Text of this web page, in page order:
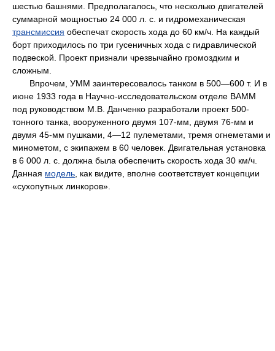
шестью башнями. Предполагалось, что несколько двигателей
суммарной мощностью 24 000 л. с. и гидромеханическая
трансмиссия обеспечат скорость хода до 60 км/ч. На каждый
борт приходилось по три гусеничных хода с гидравлической
подвеской. Проект признали чрезвычайно громоздким и
сложным.
Впрочем, УММ заинтересовалось танком в 500—600 т. И в
июне 1933 года в Научно-исследовательском отделе ВАММ
под руководством М.В. Данченко разработали проект 500-
тонного танка, вооруженного двумя 107-мм, двумя 76-мм и
двумя 45-мм пушками, 4—12 пулеметами, тремя огнеметами и
минометом, с экипажем в 60 человек. Двигательная установка
в 6 000 л. с. должна была обеспечить скорость хода 30 км/ч.
Данная модель , как видите, вполне соответствует концепции
«сухопутных линкоров».